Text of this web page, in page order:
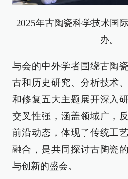
2025年古陶瓷科学技术国
办。
与会的中外学者围绕古陶
古和历史研究、分析技术
和修复五大主题展开深入
交叉性强，涵盖领域广，
前沿动态，体现了传统工
融合，是共同探讨古陶瓷
与创新的盛会。